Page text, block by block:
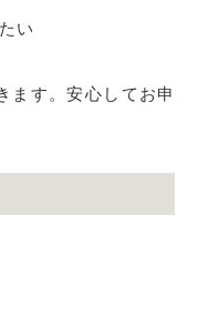
い
ます。安心してお申